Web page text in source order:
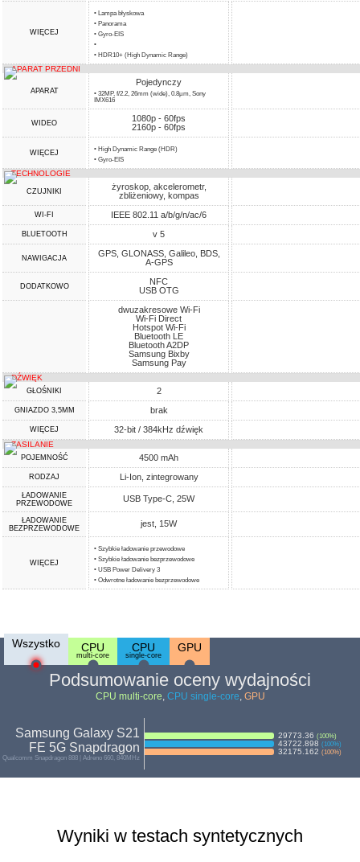
WIĘCEJ
• Lampa błyskowa
• Panorama
• Gyro-EIS
•
• HDR10+ (High Dynamic Range)
APARAT PRZEDNI
APARAT
Pojedynczy
• 32MP, f/2.2, 26mm (wide), 0.8µm, Sony
IMX616
WIDEO
1080p - 60fps
2160p - 60fps
WIĘCEJ
• High Dynamic Range (HDR)
• Gyro-EIS
TECHNOLOGIE
CZUJNIKI
żyroskop, akcelerometr,
zbliżeniowy, kompas
WI-FI IEEE 802.11 a/b/g/n/ac/6
BLUETOOTH v 5
NAWIGACJA
GPS, GLONASS, Galileo, BDS,
A-GPS
DODATKOWO
NFC
USB OTG
dwuzakresowe Wi-Fi
Wi-Fi Direct
Hotspot Wi-Fi
Bluetooth LE
Bluetooth A2DP
Samsung Bixby
Samsung Pay
DŹWIĘK
GŁOŚNIKI 2
GNIAZDO 3,5MM brak
WIĘCEJ 32-bit / 384kHz dźwięk
ZASILANIE
POJEMNOŚĆ 4500 mAh
RODZAJ Li-Ion, zintegrowany
ŁADOWANIE
PRZEWODOWE
USB Type-C, 25W
ŁADOWANIE
BEZPRZEWODOWE
jest, 15W
WIĘCEJ
• Szybkie ładowanie przewodowe
• Szybkie ładowanie bezprzewodowe
• USB Power Delivery 3
• Odwrotne ładowanie bezprzewodowe
Wszystko CPU
multi-core
CPU
single-core
GPU
Podsumowanie oceny wydajności
CPU multi-core, CPU single-core, GPU
Samsung Galaxy S21
FE 5G Snapdragon
Qualcomm Snapdragon 888 | Adreno 660, 840MHz
29773.36 (100%)
43722.898 (100%)
32175.162 (100%)
Wyniki w testach syntetycznych